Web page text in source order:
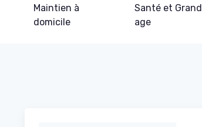
Maintien à
domicile
Santé et Grand
age